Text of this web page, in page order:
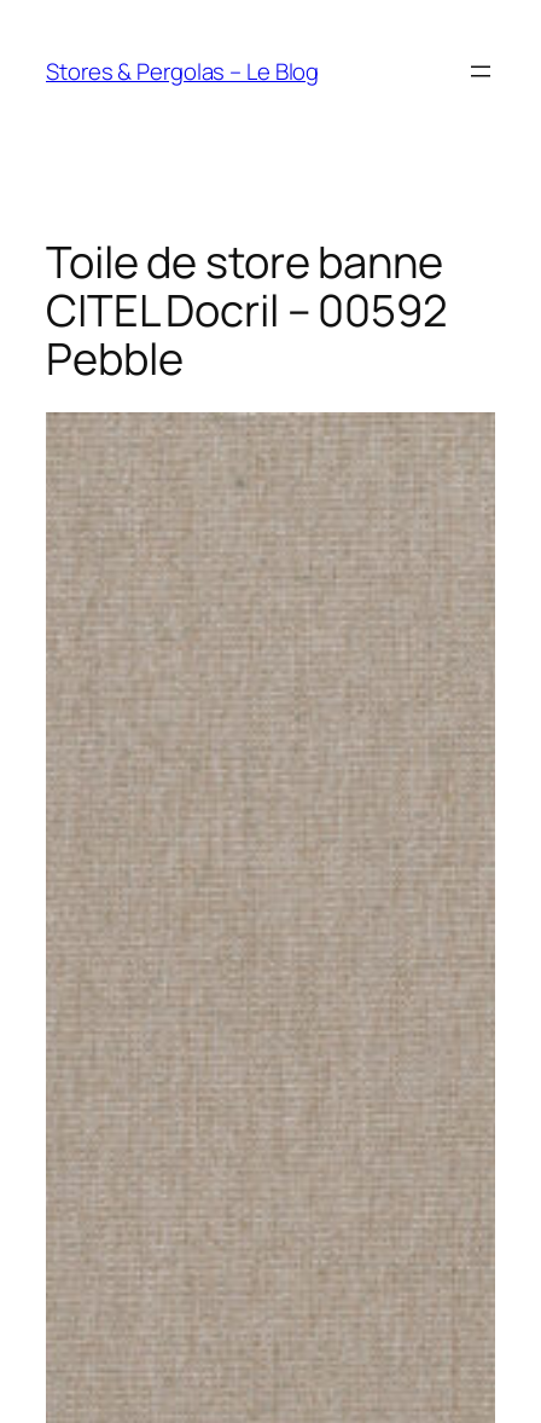
contenu
Stores & Pergolas – Le Blog
Toile de store banne
CITEL Docril – 00592
Pebble